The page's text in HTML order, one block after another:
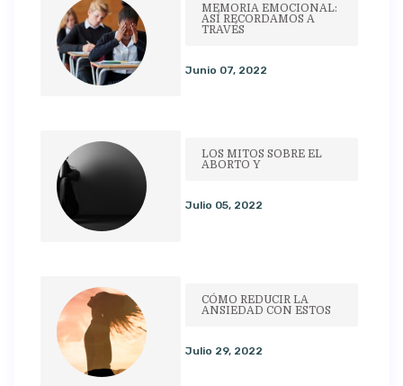
MEMORIA EMOCIONAL:
ASÍ RECORDAMOS A
TRAVÉS
Junio 07, 2022
LOS MITOS SOBRE EL
ABORTO Y
Julio 05, 2022
CÓMO REDUCIR LA
ANSIEDAD CON ESTOS
Julio 29, 2022